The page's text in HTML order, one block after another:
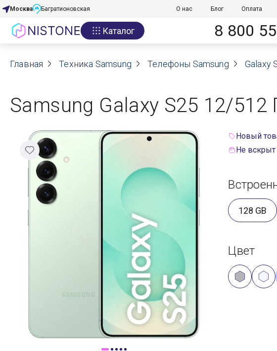
Акции
О нас
Договор оферты
Реквизиты
Контакты
Гарантия
Москва Багратионовская О нас Блог Оплата
Каталог 8 800
Главная Техника Samsung Телефоны Samsung Galaxy
Samsung Galaxy S25 12/512
Новый
Не вскрыт
128 GB
Цвет